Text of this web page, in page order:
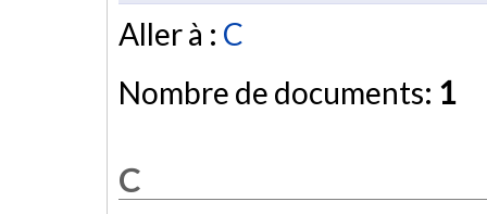
Aller à : C
Nombre de documents: 1
C